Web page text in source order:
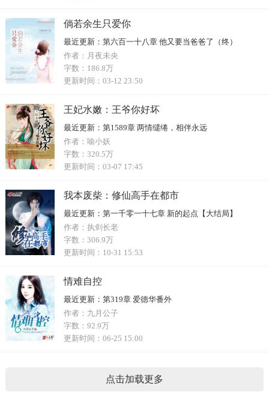
倘若余生只爱你
最近更新： 第六百一十八章 他又要当爸爸了（终）
作者： 月夜未央
字数： 186.8万
更新时间： 03-12 23:50
王妃水嫩：王爷你好坏
最近更新： 第1589章 两情缱绻，相伴永远
作者： 喻小妖
字数： 320.5万
更新时间： 03-07 17:45
我本废柴：修仙高手在都市
最近更新： 第一千零一十七章 新的起点【大结局】
作者： 执剑长老
字数： 306.9万
更新时间： 10-31 15:53
情难自控
最近更新： 第319章 爱德华番外
作者： 九月公子
字数： 92.9万
更新时间： 06-25 15:00
点击加载更多